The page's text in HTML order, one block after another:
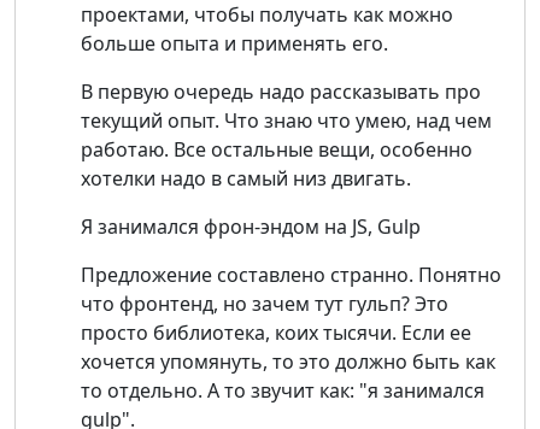
проектами, чтобы получать как можно
больше опыта и применять его.
В первую очередь надо рассказывать про
текущий опыт. Что знаю что умею, над чем
работаю. Все остальные вещи, особенно
хотелки надо в самый низ двигать.
Я занимался фрон-эндом на JS, Gulp
Предложение составлено странно. Понятно
что фронтенд, но зачем тут гульп? Это
просто библиотека, коих тысячи. Если ее
хочется упомянуть, то это должно быть как
то отдельно. А то звучит как: "я занимался
gulp".